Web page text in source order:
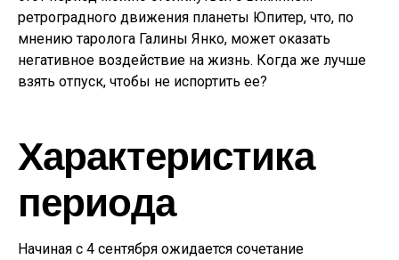
ретроградного движения планеты Юпитер, что, по
мнению таролога Галины Янко, может оказать
негативное воздействие на жизнь. Когда же лучше
взять отпуск, чтобы не испортить ее?
Характеристика
периода
Начиная с 4 сентября ожидается сочетание